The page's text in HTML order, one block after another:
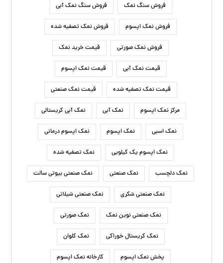
فروش سنگ نمک فروش سنگ نمک آبی
فروش نمک اپسوم فروش نمک تصفیه شده
فروش نمک صورتی قیمت خرید نمک
قیمت نمک آبی قیمت نمک اپسوم
قیمت نمک تصفیه شده قیمت نمک صنعتی
مرکز نمک اپسوم نمک آبی نمک آبی کریستالی
نمک اسبی نمک اپسوم نمک اپسوم درمانی
نمک اپسوم یک کیلویی نمک تصفیه شده
نمک دلچسب نمک صنعتی نمک صنعتی بیوتی سالت
نمک صنعتی شکری نمک صنعتی شیلاتی
نمک صنعتی نوین نمک نمک صورتی
نمک کریستال خوراکی نمک کلوان
پخش نمک اپسوم کارخانه نمک اپسوم